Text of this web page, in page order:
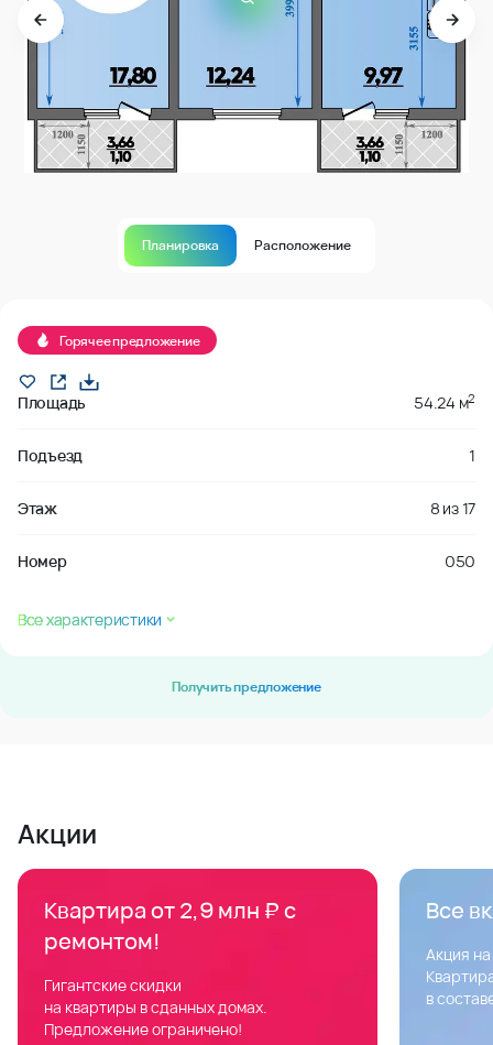
Планировка Расположение
Горячее предложение
Площадь 54.24 м2
Подъезд 1
Этаж 8 из17
Номер 050
Все характеристики
Получить предложение
Акции
Квартира от 2,9 млн ₽ с
ремонтом!
Гигантские скидки
на квартиры в сданных домах.
Предложение ограничено!
Все
Акция
в